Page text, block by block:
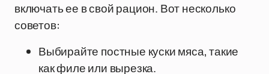
включать ее в свой рацион. Вот несколько
советов:
Выбирайте постные куски мяса, такие
как филе или вырезка.